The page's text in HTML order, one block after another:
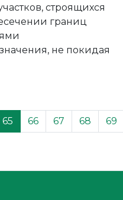
строящихся
границ
не покидая
65 66 67 68 69